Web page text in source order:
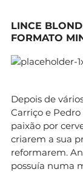
LINCE
FORMATO
Depois de
Carriço e
paixão por
criarem a sua
reformarem.
possuía numa